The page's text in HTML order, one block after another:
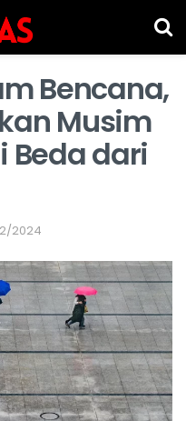
Bencana,
Musim
Beda dari
2024